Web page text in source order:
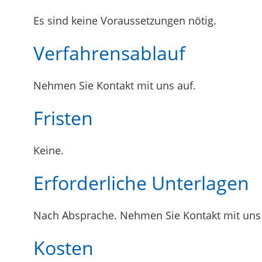
Es sind keine Voraussetzungen nötig.
Verfahrensablauf
Nehmen Sie Kontakt mit uns auf.
Fristen
Keine.
Erforderliche Unterlagen
Nach Absprache. Nehmen Sie Kontakt mit
Kosten